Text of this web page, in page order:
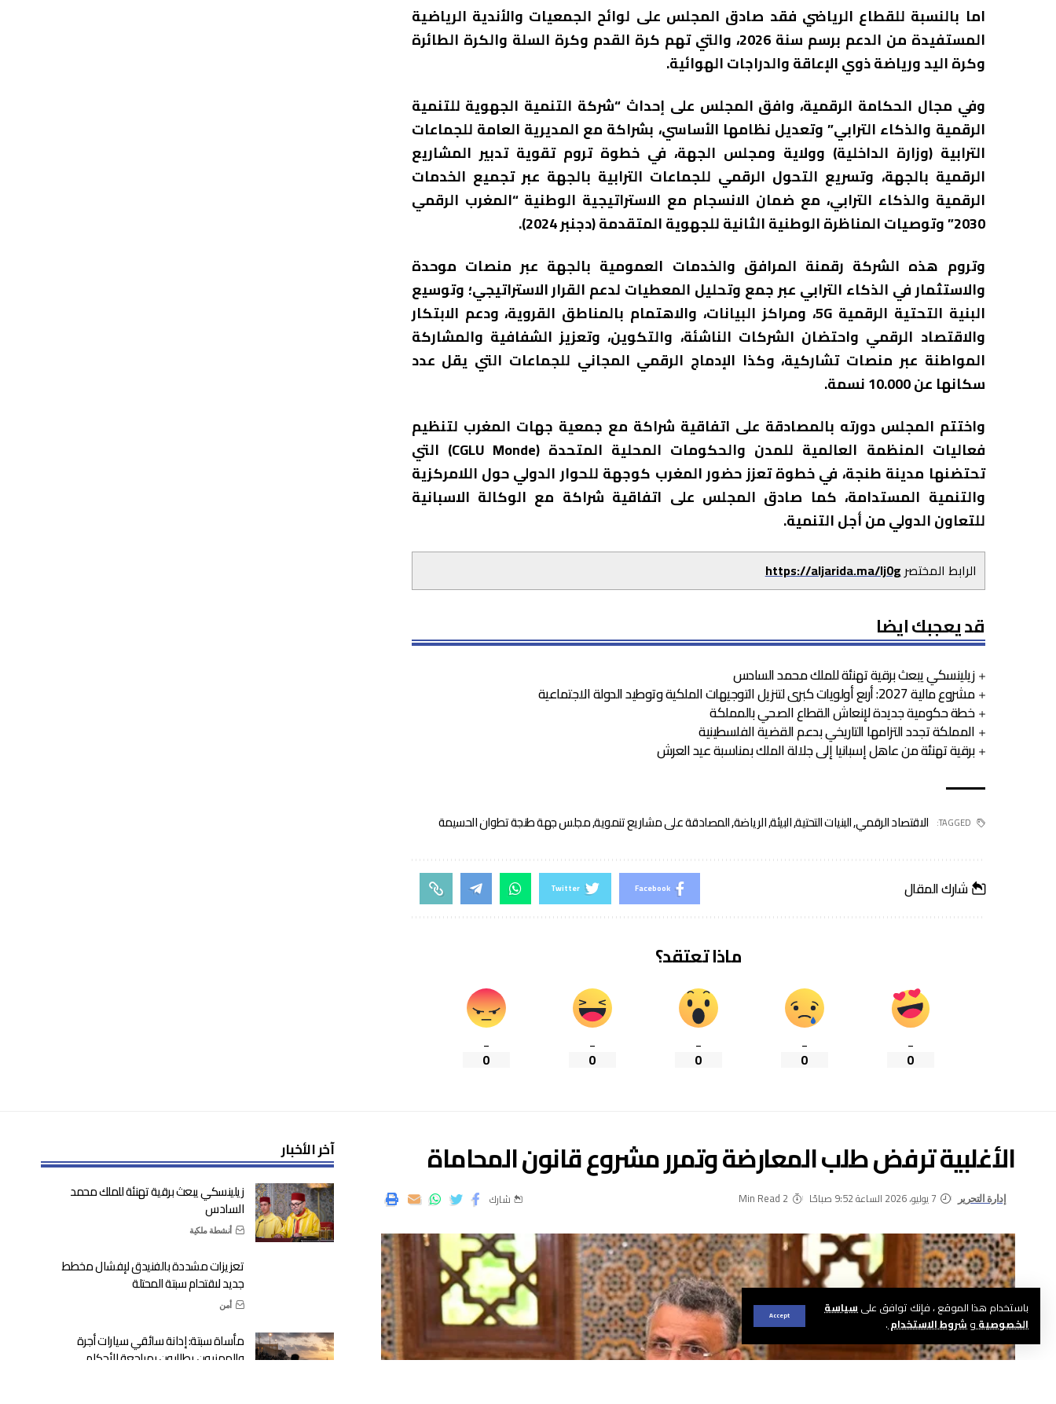
باستخدام هذا الموقع ، فإنك توافق علىسياسة
الخصوصيةوشروط الاستخدام.
Accept
اما بالنسبة للقطاع الرياضي فقد صادق المجلس على لوائح الجمعيات والأندية الرياضية
المستفيدة من الدعم برسم سنة 2026، والتي تهم كرة القدم وكرة السلة والكرة الطائرة
وكرة اليد ورياضة ذوي الإعاقة والدراجات الهوائية.
وفي مجال الحكامة الرقمية، وافق المجلس على إحداث “شركة التنمية الجهوية للتنمية
الرقمية والذكاء الترابي” وتعديل نظامها الأساسي، بشراكة مع المديرية العامة للجماعات
الترابية (وزارة الداخلية) وولاية ومجلس الجهة، في خطوة تروم تقوية تدبير المشاريع
الرقمية بالجهة، وتسريع التحول الرقمي للجماعات الترابية بالجهة عبر تجميع الخدمات
الرقمية والذكاء الترابي، مع ضمان الانسجام مع الاستراتيجية الوطنية “المغرب الرقمي
2030” وتوصيات المناظرة الوطنية الثانية للجهوية المتقدمة (دجنبر 2024).
وتروم هذه الشركة رقمنة المرافق والخدمات العمومية بالجهة عبر منصات موحدة
والاستثمار في الذكاء الترابي عبر جمع وتحليل المعطيات لدعم القرار الاستراتيجي؛ وتوسيع
البنية التحتية الرقمية 5G، ومراكز البيانات، والاهتمام بالمناطق القروية، ودعم الابتكار
والاقتصاد الرقمي واحتضان الشركات الناشئة، والتكوين، وتعزيز الشفافية والمشاركة
المواطنة عبر منصات تشاركية، وكذا الإدماج الرقمي المجاني للجماعات التي يقل عدد
سكانها عن 10.000 نسمة.
واختتم المجلس دورته بالمصادقة على اتفاقية شراكة مع جمعية جهات المغرب لتنظيم
فعاليات المنظمة العالمية للمدن والحكومات المحلية المتحدة (CGLU Monde) التي
تحتضنها مدينة طنجة، في خطوة تعزز حضور المغرب كوجهة للحوار الدولي حول اللامركزية
والتنمية المستدامة، كما صادق المجلس على اتفاقية شراكة مع الوكالة الاسبانية
للتعاون الدولي من أجل التنمية.
الرابط المختصرhttps://aljarida.ma/lj0g
قد يعجبك ايضا
زيلينسكي يبعث برقية تهنئة للملك محمد السادس
مشروع مالية 2027: أربع أولويات كبرى لتنزيل التوجيهات الملكية وتوطيد الدولة الاجتماعية
خطة حكومية جديدة لإنعاش القطاع الصحي بالمملكة
المملكة تجدد التزامها التاريخي بدعم القضية الفلسطينية
برقية تهنئة من عاهل إسبانيا إلى جلالة الملك بمناسبة عيد العرش
TAGGED: الاقتصاد الرقمي,البنيات التحتية,البيئة,الرياضة,المصادقة على مشاريع تنموية,مجلس جهة طنجة تطوان الحسيمة
شارك المقال Facebook
Twitter
ماذا تعتقد؟
_
0
_
0
_
0
_
0
_
0
الأغلبية ترفض طلب المعارضة وتمرر مشروع قانون المحاماة
إدارة التحرير 7 يوليو، 2026 الساعة 9:52 صباحًا 2 Min Read شارك
آخر الأخبار
زيلينسكي يبعث برقية تهنئة للملك محمد
السادس
أنشطة ملكية
تعزيزات مشددة بالفنيدق لإفشال مخطط
جديد لاقتحام سبتة المحتلة
أمن
مأساة سبتة: إدانة سائقي سيارات أجرة
والمهنيون يطالبون بمراجعة الأحكام